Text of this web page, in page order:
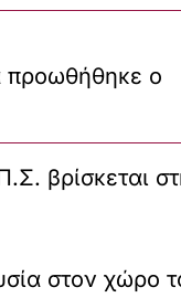
προωθήθηκε ο
βρίσκεται
στον χώρο